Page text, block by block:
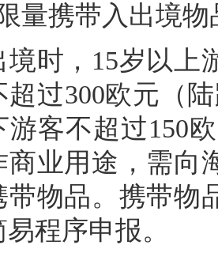
携带入出境物
，15岁以上
超过300欧元（
游客不超过150
商业用途，需向
带物品。携带物
程序申报。